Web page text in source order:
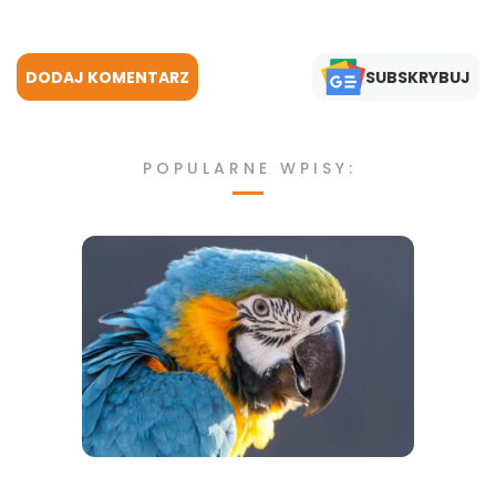
DODAJ KOMENTARZ SUBSKRYBUJ
POPULARNE WPISY: